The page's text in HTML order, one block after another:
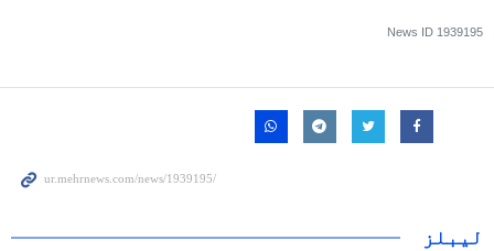
News ID 1939195
لیبلز